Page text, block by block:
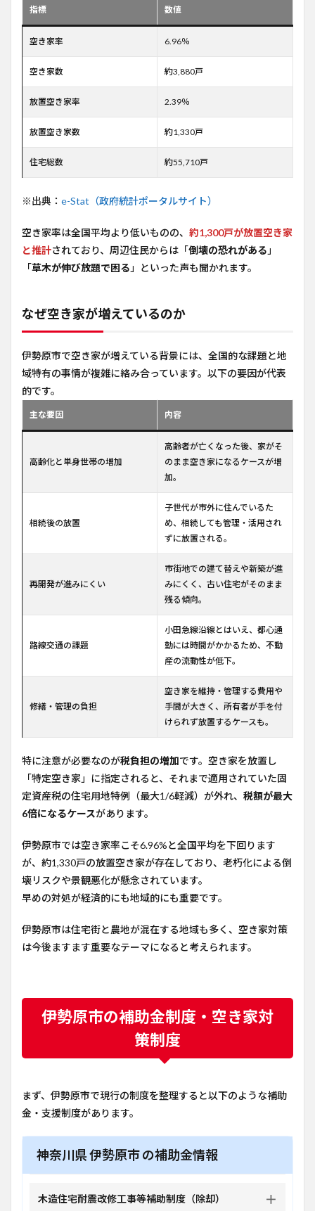
指標 数値
空き家率 6.96％
空き家数 約3,880戸
放置空き家率 2.39％
放置空き家数 約1,330戸
住宅総数 約55,710戸
※出典： e-Stat（政府統計ポータルサイト）
空き家率は全国平均より低いものの、 約1,300戸が放置空き家
と推計されており、周辺住民からは「倒壊の恐れがある 」
「草木が伸び放題で困る 」といった声も聞かれます。
なぜ空き家が増えているのか
伊勢原市で空き家が増えている背景には、全国的な課題と地
域特有の事情が複雑に絡み合っています。以下の要因が代表
的です。
主な要因 内容
高齢化と単身世帯の増加
高齢者が亡くなった後、家がそ
のまま空き家になるケースが増
加。
相続後の放置
子世代が市外に住んでいるた
め、相続しても管理・活用され
ずに放置される。
再開発が進みにくい
市街地での建て替えや新築が進
みにくく、古い住宅がそのまま
残る傾向。
路線交通の課題
小田急線沿線とはいえ、都心通
勤には時間がかかるため、不動
産の流動性が低下。
修繕・管理の負担
空き家を維持・管理する費用や
手間が大きく、所有者が手を付
けられず放置するケースも。
特に注意が必要なのが税負担の増加です。空き家を放置し
「特定空き家」に指定されると、それまで適用されていた固
定資産税の住宅用地特例（最大1/6軽減）が外れ、 税額が最大
6倍になるケースがあります。
伊勢原市では空き家率こそ6.96%と全国平均を下回ります
が、約1,330戸の放置空き家が存在しており、老朽化による倒
壊リスクや景観悪化が懸念されています。
早めの対処が経済的にも地域的にも重要です。
伊勢原市は住宅街と農地が混在する地域も多く、空き家対策
は今後ますます重要なテーマになると考えられます。
伊勢原市の補助金制度・空き家対
策制度
まず、伊勢原市で現行の制度を整理すると以下のような補助
金・支援制度があります。
神奈川県 伊勢原市 の補助金情報
木造住宅耐震改修工事等補助制度（除却）